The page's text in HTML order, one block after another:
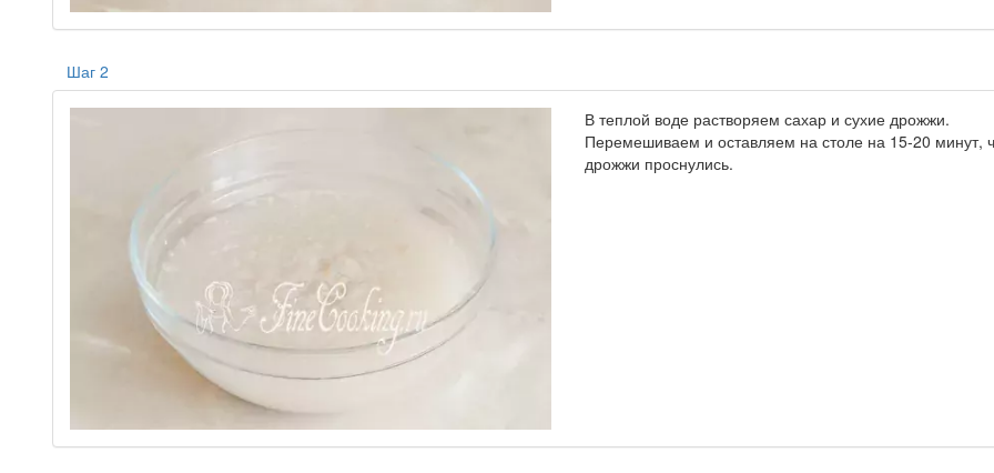
Шаг 2
В теплой воде растворяем сахар и сухие дрожжи.
Перемешиваем и оставляем на столе на 15-20 минут,
дрожжи проснулись.